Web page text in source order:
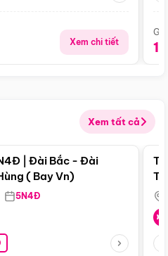
Xem chi tiết
Xem tất cả
Điểm nổi bật
| Đài Bắc - Đài
( Bay Vn)
5N4Đ